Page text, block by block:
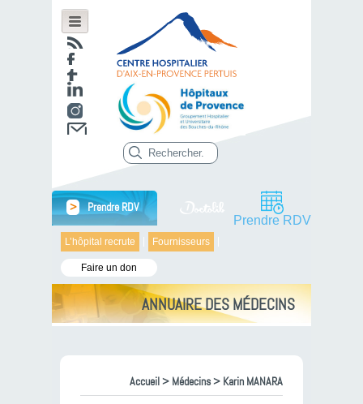
L’hôpital recrute Fournisseurs
Faire un don
> Prendre RDV
Prendre RDV
ANNUAIRE DES MÉDECINS
Accueil> Médecins> Karin MANARA